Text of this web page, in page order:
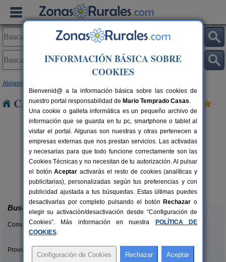
Alojamientos
Casas Rurales cerca de Magaña
8-16 pers.
desde25 €
Casa Rural Julito
Garray (Soria)
Buscar
Comunidades:
Provincias/Islas:
INFORMACIÓN BÁSICA SOBRE
COOKIES
Bienvenid@ a la información básica sobre las cookies de
nuestro portal responsabilidad de Mario Temprado Casas.
Una cookie o galleta informática es un pequeño archivo de
información que se guarda en tu pc, smartphone o tablet al
visitar el portal. Algunas son nuestras y otras pertenecen a
empresas externas que nos prestan servicios. Las activadas
y necesarias para que todo funcione correctamente son las
Cookies Técnicas y no necesitan de tu autorización. Al pulsar
el botónAceptar activarás el resto de cookies (analíticas y
publicitarias), personalizadas según tus preferencias y con
publicidad ajustada a tus búsquedas. Estas últimas puedes
desactivarlas por completo pulsando el botón Rechazar o
elegir su activación/desactivación desde “Configuración de
Cookies”. Más información en nuestra
POLÍTICA DE
COOKIES.